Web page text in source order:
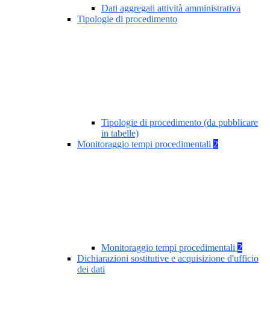
Dati aggregati attività amministrativa
Tipologie di procedimento
Tipologie di procedimento (da pubblicare
in tabelle)
Monitoraggio tempi procedimentali 2
Monitoraggio tempi procedimentali 2
Dichiarazioni sostitutive e acquisizione d'ufficio
dei dati